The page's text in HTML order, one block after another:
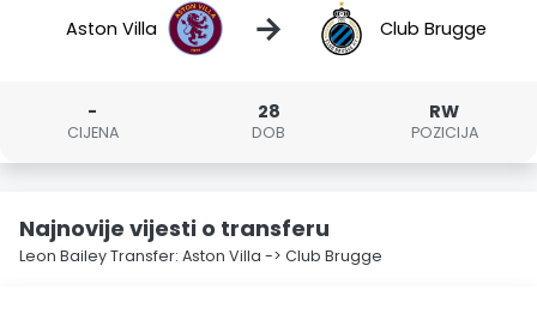
Aston Villa → Club Brugge
-
CIJENA
28
DOB
RW
POZICIJA
Najnovije vijesti o transferu
Leon Bailey Transfer: Aston Villa -> Club Brugge